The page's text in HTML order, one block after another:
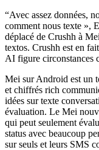
“Avec assez données,
comment nous texte »,
déplacé de Crushh à
textos. Crushh est en
AI figure circonstances
Mei sur Android est un
et chiffrés rich
idées sur texte
évaluation. Le Mei
qui peut seulement
status avec beaucoup
sur seuls et leurs SMS